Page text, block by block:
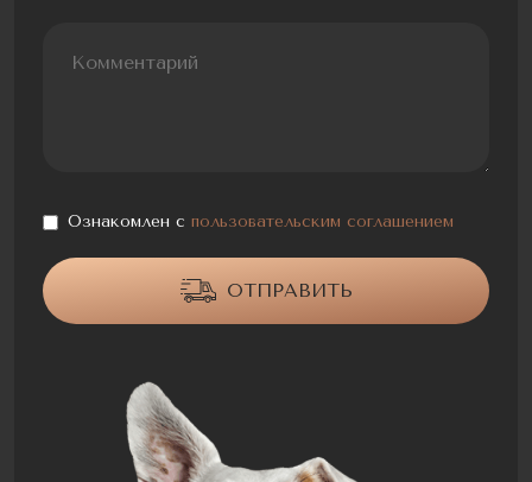
ОТПРАВИТЬ
Ознакомлен с пользовательским соглашением